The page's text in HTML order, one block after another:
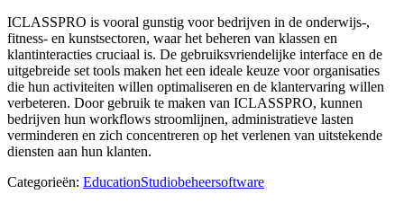
ICLASSPRO is vooral gunstig voor bedrijven in de onderwijs-,
fitness- en kunstsectoren, waar het beheren van klassen en
klantinteracties cruciaal is. De gebruiksvriendelijke interface en de
uitgebreide set tools maken het een ideale keuze voor organisaties
die hun activiteiten willen optimaliseren en de klantervaring willen
verbeteren. Door gebruik te maken van ICLASSPRO, kunnen
bedrijven hun workflows stroomlijnen, administratieve lasten
verminderen en zich concentreren op het verlenen van uitstekende
diensten aan hun klanten.
Categorieën: EducationStudiobeheersoftware